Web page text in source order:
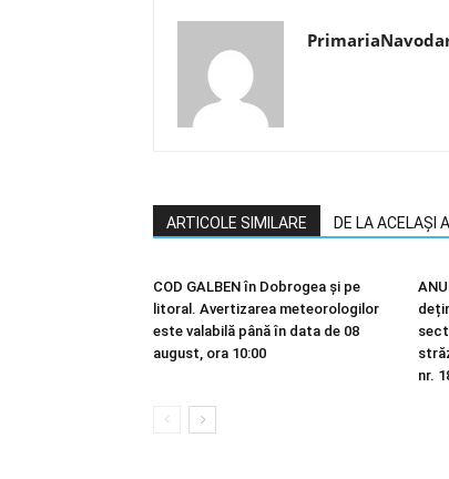
ARTICOLE SIMILARE DE LA ACELAȘI
COD GALBEN în Dobrogea și pe
litoral. Avertizarea meteorologilor
este valabilă până în data de 08
august, ora 10:00
nr.